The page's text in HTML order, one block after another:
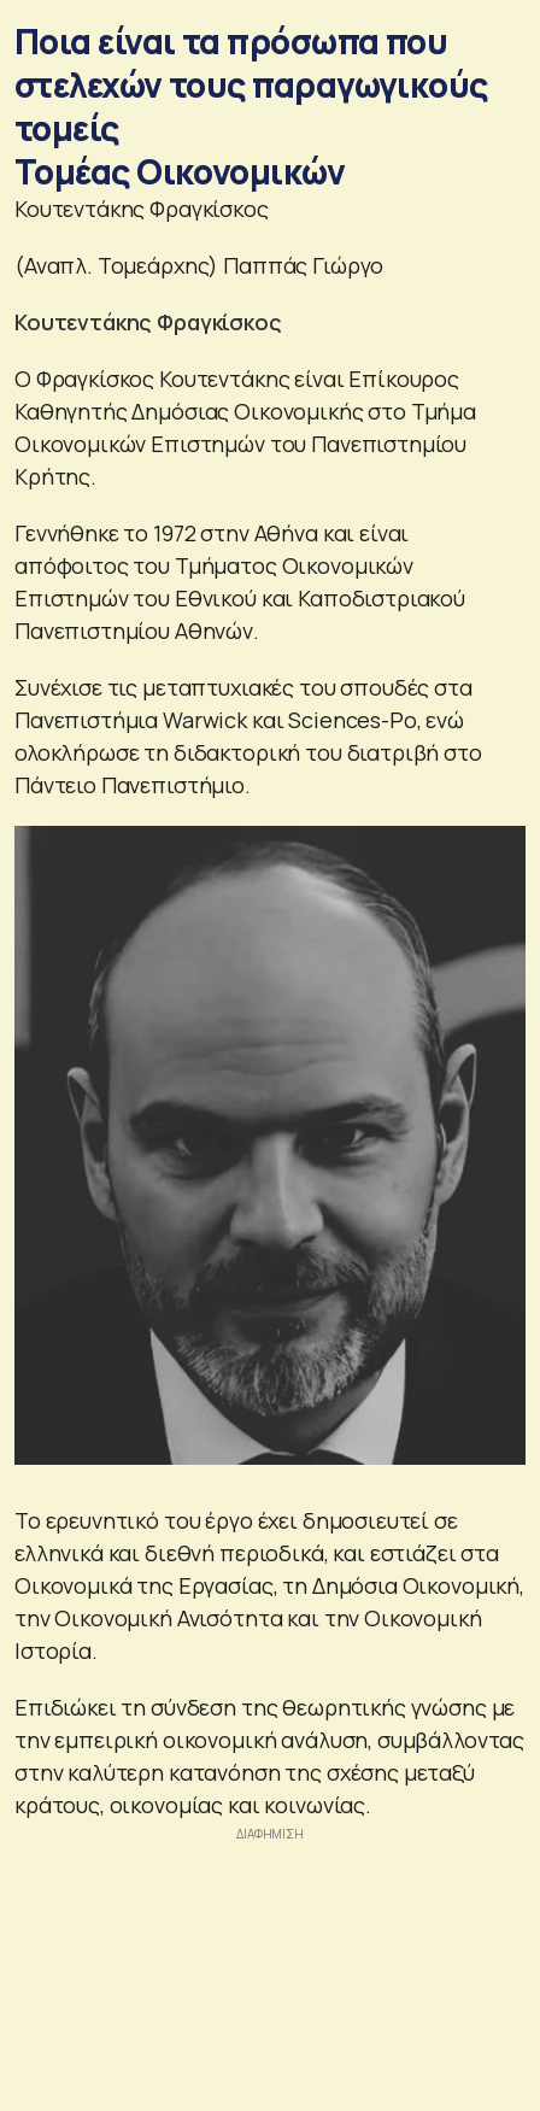
Ποια είναι τα πρόσωπα που
στελεχών τους παραγωγικούς
τομείς
Τομέας Οικονομικών
Κουτεντάκης Φραγκίσκος
(Αναπλ. Τομεάρχης) Παππάς Γιώργο
Κουτεντάκης Φραγκίσκος
Ο Φραγκίσκος Κουτεντάκης είναι Επίκουρος
Καθηγητής Δημόσιας Οικονομικής στο Τμήμα
Οικονομικών Επιστημών του Πανεπιστημίου
Κρήτης.
Γεννήθηκε το 1972 στην Αθήνα και είναι
απόφοιτος του Τμήματος Οικονομικών
Επιστημών του Εθνικού και Καποδιστριακού
Πανεπιστημίου Αθηνών.
Συνέχισε τις μεταπτυχιακές του σπουδές στα
Πανεπιστήμια Warwick και Sciences-Po, ενώ
ολοκλήρωσε τη διδακτορική του διατριβή στο
Πάντειο Πανεπιστήμιο.
Το ερευνητικό του έργο έχει δημοσιευτεί σε
ελληνικά και διεθνή περιοδικά, και εστιάζει στα
Οικονομικά της Εργασίας, τη Δημόσια Οικονομική,
την Οικονομική Ανισότητα και την Οικονομική
Ιστορία.
Επιδιώκει τη σύνδεση της θεωρητικής γνώσης με
την εμπειρική οικονομική ανάλυση, συμβάλλοντας
στην καλύτερη κατανόηση της σχέσης μεταξύ
κράτους, οικονομίας και κοινωνίας.